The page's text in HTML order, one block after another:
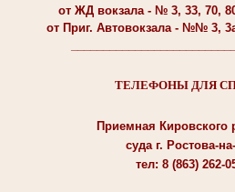
от ЖД вокзала - № 3, 33, 70,
от Приг. Автовокзала - №№ 3,
ТЕЛЕФОНЫ ДЛЯ
Приемная Кировского
суда г. Ростова-
тел: 8 (863) 262-